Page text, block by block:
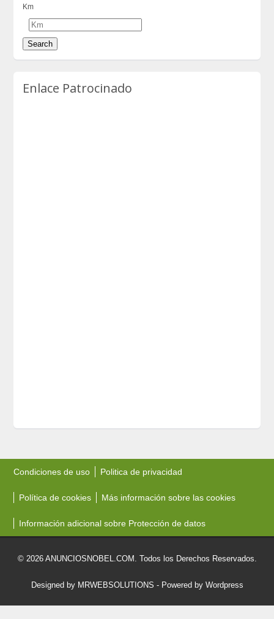
Km
Enlace Patrocinado
Condiciones de uso Politica de privacidad
Política de cookies Más información sobre las cookies
Información adicional sobre Protección de datos
© 2026 ANUNCIOSNOBEL.COM. Todos los Derechos Reservados.
Designed by MRWEBSOLUTIONS - Powered by Wordpress